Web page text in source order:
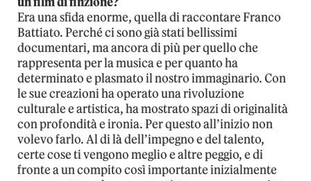
Era una sfida enorme, quella di raccontare Franco
Battiato. Perché ci sono già stati bellissimi
documentari, ma ancora di più per quello che
rappresenta per la musica e per quanto ha
determinato e plasmato il nostro immaginario. Con
le sue creazioni ha operato una rivoluzione
culturale e artistica, ha mostrato spazi di originalità
con profondità e ironia. Per questo all’inizio non
volevo farlo. Al di là dell’impegno e del talento,
certe cose ti vengono meglio e altre peggio, e di
fronte a un compito così importante inizialmente